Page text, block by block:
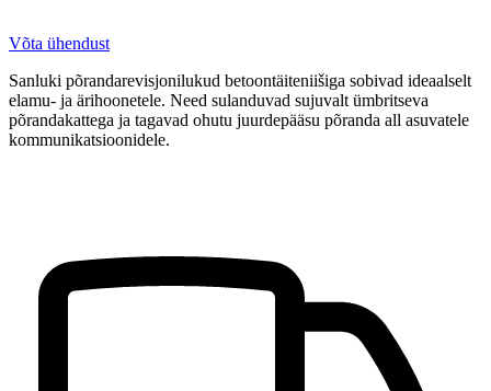
Võta ühendust
Sanluki põrandarevisjonilukud betoontäiteniišiga sobivad ideaalselt
elamu- ja ärihoonetele. Need sulanduvad sujuvalt ümbritseva
põrandakattega ja tagavad ohutu juurdepääsu põranda all asuvatele
kommunikatsioonidele.